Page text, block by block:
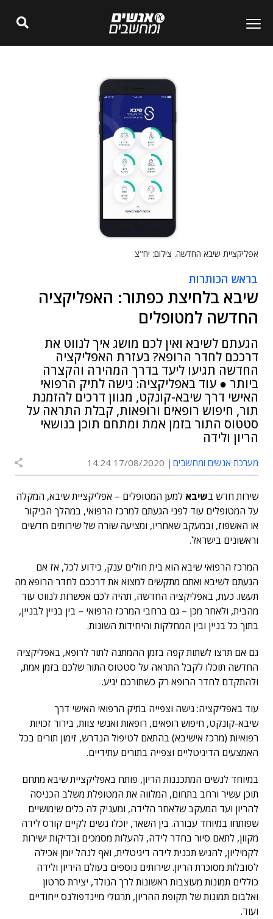
אפליקציית שיבא החדשה. צילום: יח"צ
בראש הכותרות
שיבא בלחיצת כפתור: האפליקציה
החדשה למטופלים
הגעתם לשיבא ואין לכם מושג איך לנווט את
דרככם לחדר הרופא? בעזרת האפליקציה
החדשה תגיעו ליעד בדרך המהירה והקצרה
ביותר ● עוד באפליקציה: גישה לתיק הרפואי
האישי דרך שיבא-קונקט, מגוון דרכים להזמנת
תור, חיפוש רופאים ורופאות, קבלת התראה על
סטטוס התור בזמן אמת ומתחם תוכן בנושאי
הריון ולידה
מערכת אנשים ומחשבים 17/08/2020 14:24
שירות חדש בשיבא למען המטופלים – אפליקציית שיבא, המקלה
על המטופלים עוד לפני הגעתם למרכז הרפואי, במהלך הביקור
או האשפוז, ובמעקב שאחריו, ומציעה שורה של שירותים חדשים
וראשונים בישראל.
המרכז הרפואי שיבא הוא בית חולים ענק, כידוע לכל, אז אם
הגעתם לשיבא ואתם מתקשים למצוא את דרככם לחדר הרופא מה
תעשו. כעת, באפליקציה החדשה, תהיה לכם אפשרות לנווט עוד
מהבית, ולאחר מכן – גם ברחבי המרכז הרפואי – בין בניין לבניין,
בתוך כל בניין ובין המחלקות והיחידות השונות.
גם אם תרצו לשתות קפה בזמן ההמתנה לתור לרופא, באפליקציה
החדשה תוכלו לקבל התראה על סטטוס התור שלכם בזמן אמת,
ולהתקדם לחדר הרופא רק כשתורכם יגיע.
עוד באפליקציה: גישה וצפייה בתיק הרפואי האישי דרך
שיבא-קונקט, חיפוש רופאים, רופאות ואנשי צוות, בירור זכויות
רפואיות (מרכז אישיבא) בהתאם לטיפול הנדרש, זימון תורים בכל
האמצעים הדיגיטליים וצפייה בתורים עתידיים.
במיוחד לנשים המתכננות הריון, פותח באפליקציית שיבא מתחם
תוכן עשיר ורחב בתחום, המלווה את המטופלת משלב הכניסה
להריון ועד המעקב שלאחר הלידה, ומעניק לה כלים שימושיים
שפותחו במיוחד עבורה. בין השאר, יוכלו נשים לקיים קורס לידה
מקוון, לתאם סיור בחדר לידה, להעלות מסמכים ובדיקות ישירות
לקמיליון, להגיש תכנית לידה דיגיטלית, ואף לנהל יומן אכילה
לסובלות מסוכרת הריון. שירותים נוספים בעולם היריון ולידה
כוללים תמונות מעוצבות ראשונות לרך הנולד, יצירת סרטון
ואלבום תמונות של תקופת ההריון, תרגולי מיינדפולנס ייחודיים
ועוד.